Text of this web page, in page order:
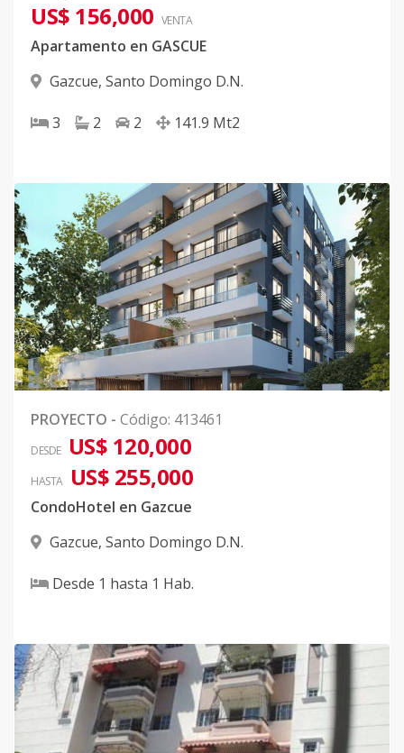
US$ 156,000 VENTA
Apartamento en GASCUE
Gazcue, Santo Domingo D.N.
3 2 2 141.9 Mt2
0
PROYECTO - Código: 413461
DESDE US$ 120,000
HASTA US$ 255,000
CondoHotel en Gazcue
Gazcue, Santo Domingo D.N.
Desde 1 hasta 1 Hab.